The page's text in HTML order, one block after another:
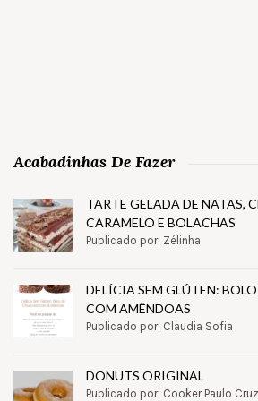
Acabadinhas De Fazer
TARTE GELADA DE NATAS,
CARAMELO E BOLACHAS
Publicado por: Zélinha
DELÍCIA SEM GLÚTEN:
COM AMÊNDOAS
Publicado por: Claudia Sofia
DONUTS ORIGINAL
Publicado por: Cooker Paulo Cruz